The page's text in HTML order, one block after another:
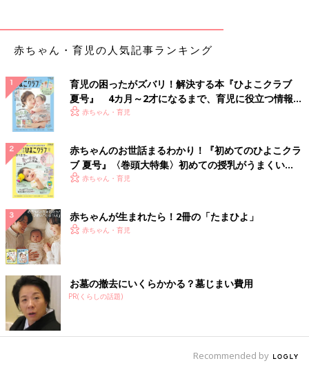
赤ちゃん・育児の人気記事ランキング
育児の困ったがズバリ！解決する本『ひよこクラブ
夏号』 4カ月～2才になるまで、育児に役立つ情報が
いっぱい！
赤ちゃん・育児
赤ちゃんのお世話まるわかり！『初めてのひよこクラ
ブ 夏号』〈巻頭大特集〉初めての授乳がうまくい
く！ おっぱい・ミルクの基本と夏のトラブル 解決テ
赤ちゃん・育児
赤ちゃんが生まれたら！2冊の「たまひよ」
赤ちゃん・育児
お墓の撤去にいくらかかる？墓じまい費用
PR(くらしの話題)
Recommended by